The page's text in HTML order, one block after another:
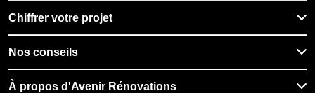
Chiffrer votre projet
Nos conseils
À propos d'Avenir Rénovations